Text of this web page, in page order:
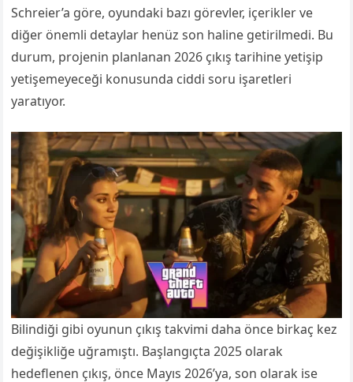
Schreier’a göre, oyundaki bazı görevler, içerikler ve
diğer önemli detaylar henüz son haline getirilmedi. Bu
durum, projenin planlanan 2026 çıkış tarihine yetişip
yetişemeyeceği konusunda ciddi soru işaretleri
yaratıyor.
Bilindiği gibi oyunun çıkış takvimi daha önce birkaç kez
değişikliğe uğramıştı. Başlangıçta 2025 olarak
hedeflenen çıkış, önce Mayıs 2026’ya, son olarak ise